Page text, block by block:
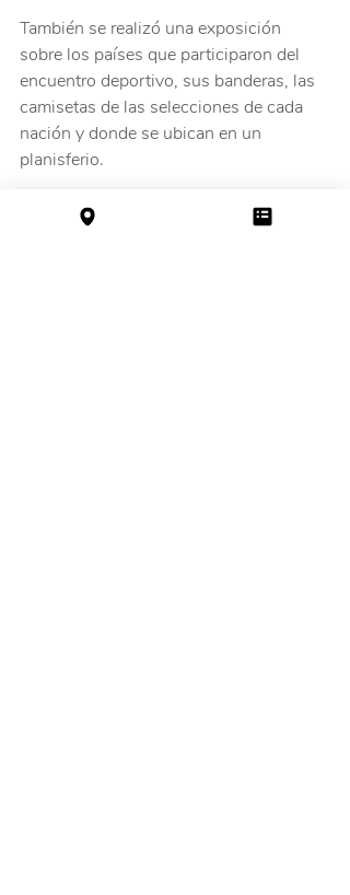
También se realizó una exposición
sobre los países que participaron del
encuentro deportivo, sus banderas, las
camisetas de las selecciones de cada
nación y donde se ubican en un
planisferio.